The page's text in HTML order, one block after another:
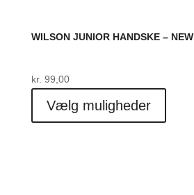
WILSON JUNIOR HANDSKE – NEW
kr. 99,00
Vælg muligheder
Dette
har